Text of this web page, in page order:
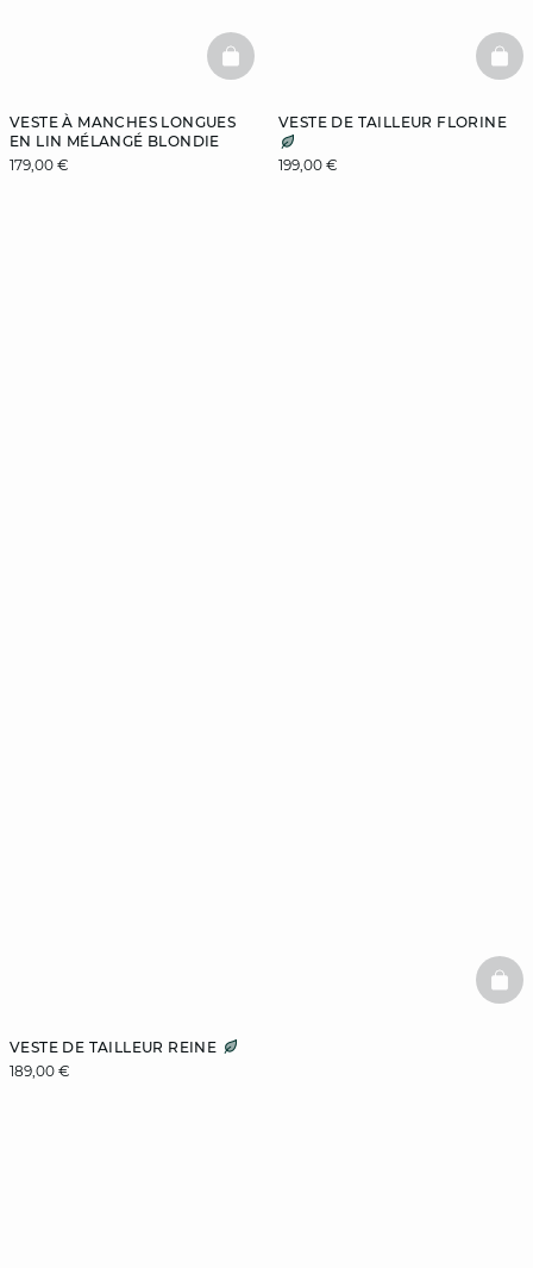
VESTE À MANCHES LONGUES
EN LIN MÉLANGÉ BLONDIE
179,00 €
BASKETFULL
VESTE DE TAILLEUR FLORINE
199,00 €
VESTE DE TAILLEUR REINE
189,00 €